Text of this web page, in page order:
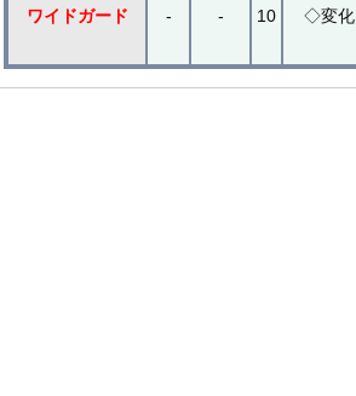
ワイドガード - - 10 ◇変化